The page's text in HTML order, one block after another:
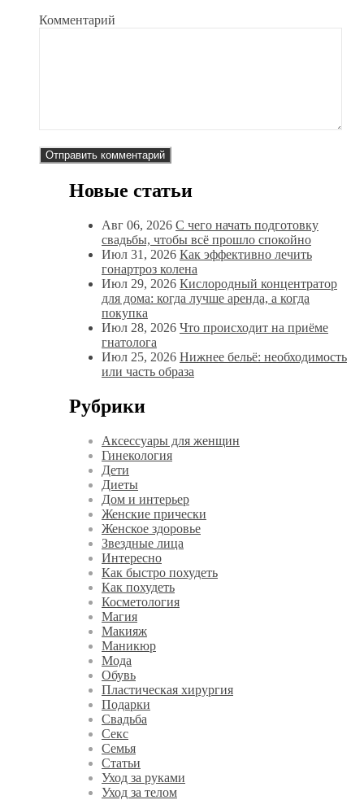
Комментарий
Новые статьи
Авг 06, 2026 С чего начать подготовку
свадьбы, чтобы всё прошло спокойно
Июл 31, 2026 Как эффективно лечить
гонартроз колена
Июл 29, 2026 Кислородный концентратор
для дома: когда лучше аренда, а когда
покупка
Июл 28, 2026 Что происходит на приёме
гнатолога
Июл 25, 2026 Нижнее бельё: необходимость
или часть образа
Рубрики
Аксессуары для женщин
Гинекология
Дети
Диеты
Дом и интерьер
Женские прически
Женское здоровье
Звездные лица
Интересно
Как быстро похудеть
Как похудеть
Косметология
Магия
Макияж
Маникюр
Мода
Обувь
Пластическая хирургия
Подарки
Свадьба
Секс
Семья
Статьи
Уход за руками
Уход за телом